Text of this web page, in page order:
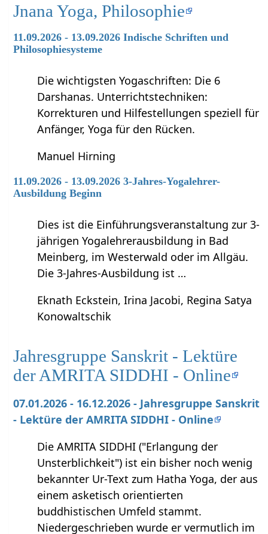
Jnana Yoga, Philosophie
11.09.2026 - 13.09.2026 Indische Schriften und
Philosophiesysteme
Die wichtigsten Yogaschriften: Die 6
Darshanas. Unterrichtstechniken:
Korrekturen und Hilfestellungen speziell für
Anfänger, Yoga für den Rücken.
Manuel Hirning
11.09.2026 - 13.09.2026 3-Jahres-Yogalehrer-
Ausbildung Beginn
Dies ist die Einführungsveranstaltung zur 3-
jährigen Yogalehrerausbildung in Bad
Meinberg, im Westerwald oder im Allgäu.
Die 3-Jahres-Ausbildung ist …
Eknath Eckstein, Irina Jacobi, Regina Satya
Konowaltschik
Jahresgruppe Sanskrit - Lektüre
der AMRITA SIDDHI - Online
07.01.2026 - 16.12.2026 - Jahresgruppe Sanskrit
- Lektüre der AMRITA SIDDHI - Online
Die AMRITA SIDDHI ("Erlangung der
Unsterblichkeit") ist ein bisher noch wenig
bekannter Ur-Text zum Hatha Yoga, der aus
einem asketisch orientierten
buddhistischen Umfeld stammt.
Niedergeschrieben wurde er vermutlich im